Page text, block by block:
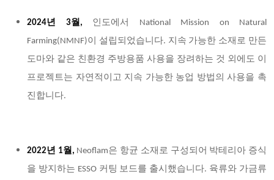
2024년 3월, 인도에서 National Mission on Natural
Farming(NMNF)이 설립되었습니다. 지속 가능한 소재로 만든
도마와 같은 친환경 주방용품 사용을 장려하는 것 외에도 이
프로젝트는 자연적이고 지속 가능한 농업 방법의 사용을 촉
진합니다.
2022년 1월, Neoflam은 항균 소재로 구성되어 박테리아 증식
을 방지하는 ESSO 커팅 보드를 출시했습니다. 육류와 가금류